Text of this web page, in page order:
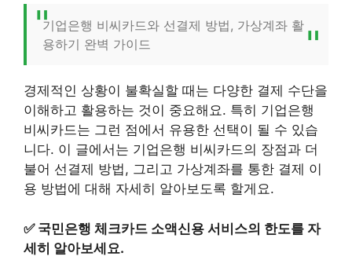
기업은행 비씨카드와 선결제 방법, 가상계좌 활
용하기 완벽 가이드
경제적인 상황이 불확실할 때는 다양한 결제 수단을
이해하고 활용하는 것이 중요해요. 특히 기업은행
비씨카드는 그런 점에서 유용한 선택이 될 수 있습
니다. 이 글에서는 기업은행 비씨카드의 장점과 더
불어 선결제 방법, 그리고 가상계좌를 통한 결제 이
용 방법에 대해 자세히 알아보도록 할게요.
✅ 국민은행 체크카드 소액신용 서비스의 한도를 자
세히 알아보세요.